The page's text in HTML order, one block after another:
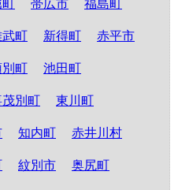
町 帯広市 福島町
武町 新得町 赤平市
町 池田町
茂別町 東川町
知内町 赤井川村
紋別市 奥尻町